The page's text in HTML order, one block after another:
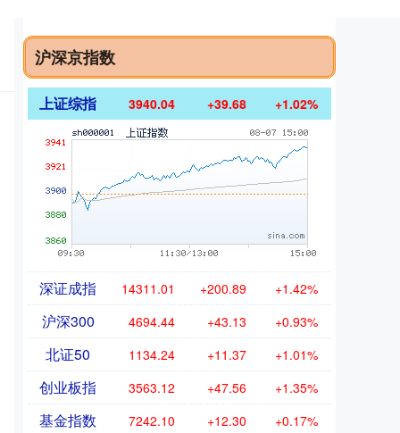
沪深京指数
上证综指 3940.04 +39.68 +1.02%
深证成指 14311.01 +200.89 +1.42%
沪深300 4694.44 +43.13 +0.93%
北证50 1134.24 +11.37 +1.01%
创业板指 3563.12 +47.56 +1.35%
基金指数 7242.10 +12.30 +0.17%